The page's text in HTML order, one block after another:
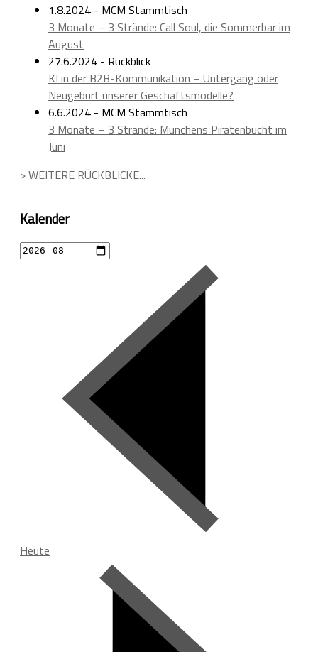
1.8.2024 - MCM Stammtisch
3 Monate – 3 Strände: Call Soul, die Sommerbar im
August
27.6.2024 - Rückblick
KI in der B2B-Kommunikation – Untergang oder
Neugeburt unserer Geschäftsmodelle?
6.6.2024 - MCM Stammtisch
3 Monate – 3 Strände: Münchens Piratenbucht im
Juni
> WEITERE RÜCKBLICKE...
Kalender
Heute